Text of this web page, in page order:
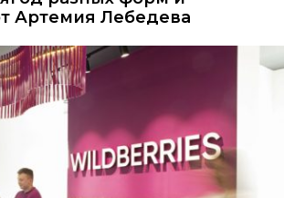
Артемия Лебедева
БИЗНЕС И
ТЕХНОЛОГИИ
ФЕСТИВАЛИ
ФОТОГРАФИЯ
ТИПОГРАФИКА